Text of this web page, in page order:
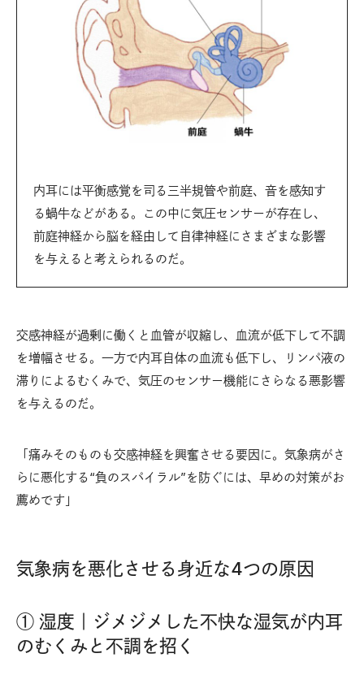
内耳には平衡感覚を司る三半規管や前庭、音を感知す
る蝸牛などがある。この中に気圧センサーが存在し、
前庭神経から脳を経由して自律神経にさまざまな影響
を与えると考えられるのだ。
交感神経が過剰に働くと血管が収縮し、血流が低下して不調
を増幅させる。一方で内耳自体の血流も低下し、リンパ液の
滞りによるむくみで、気圧のセンサー機能にさらなる悪影響
を与えるのだ。
「痛みそのものも交感神経を興奮させる要因に。気象病がさ
らに悪化する“負のスパイラル”を防ぐには、早めの対策がお
薦めです」
気象病を悪化させる身近な4つの原因
① 湿度｜ジメジメした不快な湿気が内耳
のむくみと不調を招く